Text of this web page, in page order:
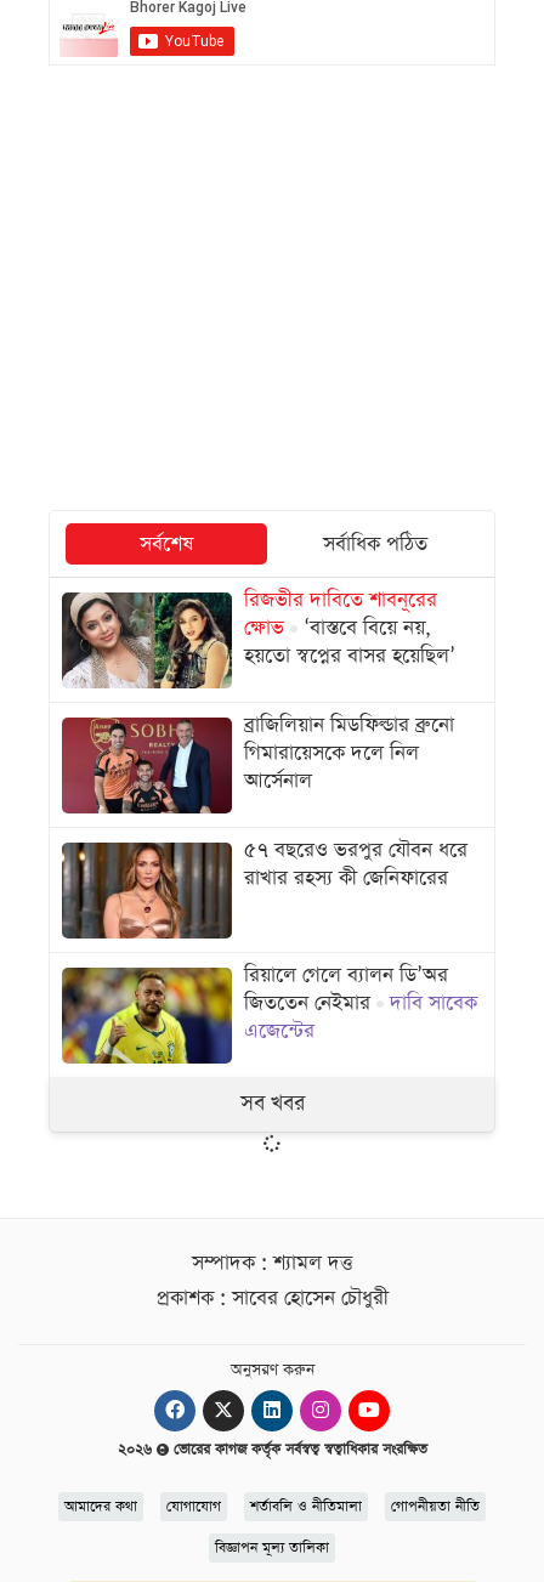
সর্বশেষ
সর্বাধিক পঠিত
রিজভীর দাবিতে শাবনূরের
ক্ষোভ
‘বাস্তবে বিয়ে নয়,
হয়তো স্বপ্নের বাসর হয়েছিল’
ব্রাজিলিয়ান মিডফিল্ডার ব্রুনো
গিমারায়েসকে দলে নিল
আর্সেনাল
৫৭ বছরেও ভরপুর যৌবন ধরে
রাখার রহস্য কী জেনিফারের
রিয়ালে গেলে ব্যালন ডি’অর
জিততেন নেইমার
দাবি সাবেক
এজেন্টের
সব খবর
সম্পাদক : শ্যামল দত্ত
প্রকাশক : সাবের হোসেন চৌধুরী
অনুসরণ করুন
২০২৬ ভোরের কাগজ কর্তৃক সর্বস্বত্ব স্বত্বাধিকার সংরক্ষিত
আমাদের কথা যোগাযোগ শর্তাবলি ও নীতিমালা গোপনীয়তা নীতি
বিজ্ঞাপন মূল্য তালিকা